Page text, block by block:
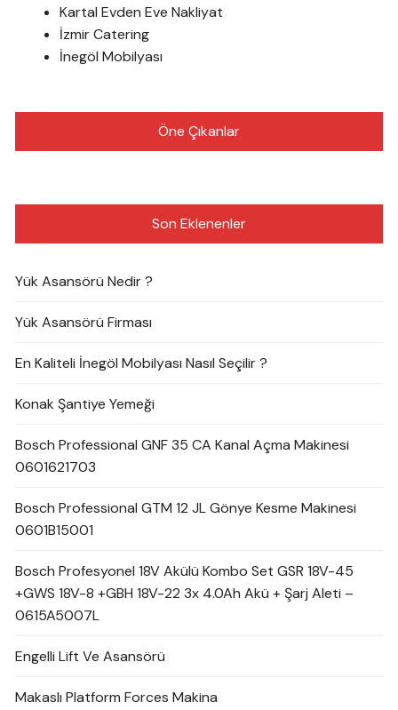
Kartal Evden Eve Nakliyat
İzmir Catering
İnegöl Mobilyası
Öne Çıkanlar
Son Eklenenler
Yük Asansörü Nedir ?
Yük Asansörü Firması
En Kaliteli İnegöl Mobilyası Nasıl Seçilir ?
Konak Şantiye Yemeği
Bosch Professional GNF 35 CA Kanal Açma Makinesi
0601621703
Bosch Professional GTM 12 JL Gönye Kesme Makinesi
0601B15001
Bosch Profesyonel 18V Akülü Kombo Set GSR 18V-45
+GWS 18V-8 +GBH 18V-22 3x 4.0Ah Akü + Şarj Aleti –
0615A5007L
Engelli Lift Ve Asansörü
Makaslı Platform Forces Makina